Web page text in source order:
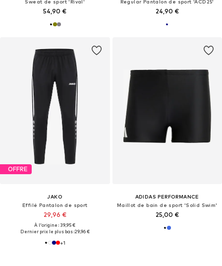
Sweat de sport 'Rival'
54,90 €
Regular Pantalon de sport 'ACD25'
24,90 €
OFFRE
JAKO
Effilé Pantalon de sport
29,96 €
À l'origine : 39,95 €
Dernier prix le plus bas :29,96 €
+1
ADIDAS PERFORMANCE
Maillot de bain de sport 'Solid Swim'
25,00 €